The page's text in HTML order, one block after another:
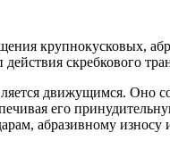
крупнокусковых,
скребкового
движущимся. Оно
его
абразивному износу